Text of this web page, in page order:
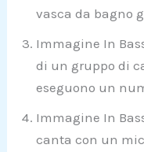
vasca da bagno
Immagine In
di un gruppo di
eseguono un
Immagine In
canta con un